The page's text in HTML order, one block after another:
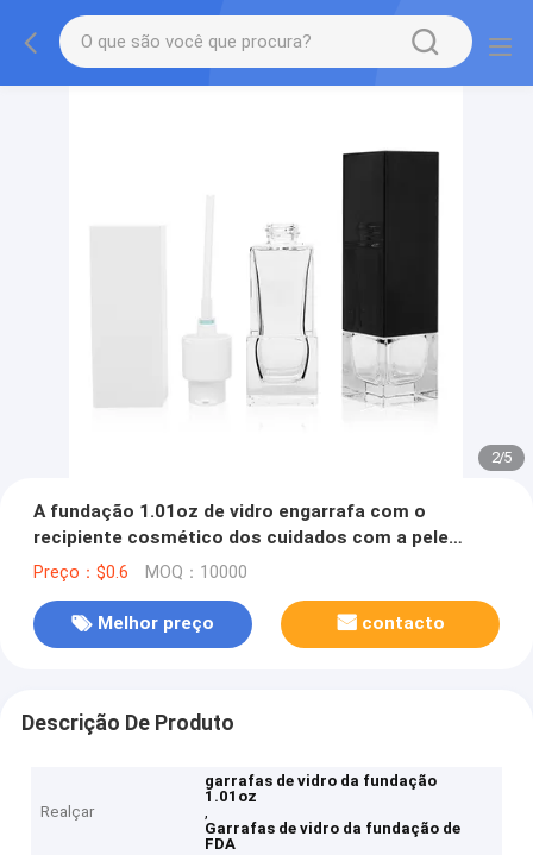
2/5
A fundação 1.01oz de vidro engarrafa com o
recipiente cosmético dos cuidados com a pele
pretos da bomba
Preço：$0.6 MOQ：10000
Melhor preço contacto
Descrição De Produto
Realçar
garrafas de vidro da fundação
1.01oz
,
Garrafas de vidro da fundação de
FDA